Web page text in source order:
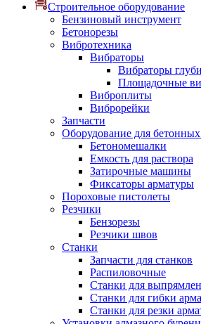
Строительное оборудование
Бензиновый инструмент
Бетонорезы
Вибротехника
Вибраторы
Вибраторы
Площадочные
Виброплиты
Виброрейки
Запчасти
Оборудование для бетонных
Бетономешалки
Емкость для раствора
Затирочные машины
Фиксаторы арматуры
Пороховые пистолеты
Резчики
Бензорезы
Резчики швов
Станки
Запчасти для станков
Распиловочные
Станки для
Станки для гибки
Станки для резки